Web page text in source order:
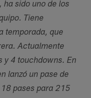
sido uno de los
Tiene
temporada, que
Actualmente
y 4 touchdowns. En
lanzó un pase de
pases para 215